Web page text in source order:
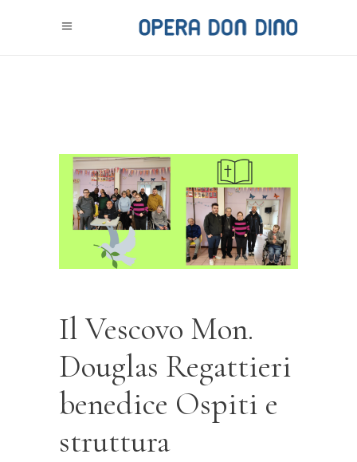
Il Vescovo Mon.
Douglas Regattieri
benedice Ospiti e
struttura